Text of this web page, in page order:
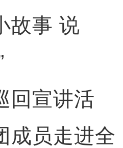
事 说
宣讲活
成员走进全